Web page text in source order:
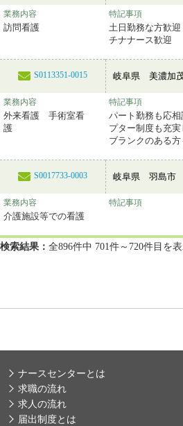
業務内容
訪問看護
特記事項
土日勤務な方歓
チナナース歓迎
S0113351-0015 岐阜県 美濃加
業務内容
外来看護 手術室看
護
特記事項
パート勤務も応
プター制度も充
ブランクのある方
S0017733-0003 岐阜県 羽島市
業務内容
介護施設等での看護
特記事項
検索結果： 全896件中 701件～720件目を
ナースセンターとは
求職の流れ
求人の流れ
届出制度とは